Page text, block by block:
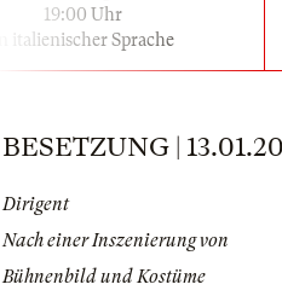
19:00 Uhr
in italienischer Sprache
BESETZUNG |
Dirigent
Nach einer Inszenierung von
Bühnenbild und Kostüme